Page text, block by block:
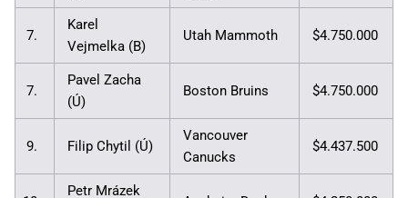
7.
Karel
Vejmelka (B)
Utah Mammoth $4.750.000
7.
Pavel Zacha
(Ú)
Boston Bruins $4.750.000
9. Filip Chytil (Ú)
Vancouver
Canucks
$4.437.500
Petr Mrázek